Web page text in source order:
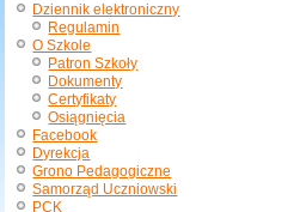
Dziennik elektroniczny
Regulamin
O Szkole
Patron Szkoły
Dokumenty
Certyfikaty
Osiągnięcia
Facebook
Dyrekcja
Grono Pedagogiczne
Samorząd Uczniowski
PCK